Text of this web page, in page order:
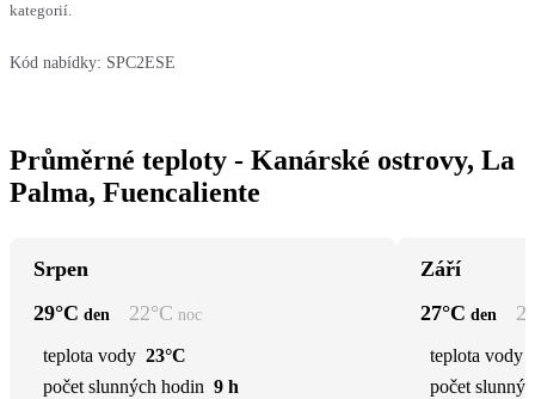
kategorií.
Kód nabídky: SPC2ESE
Průměrné teploty - Kanárské ostrovy, La
Palma, Fuencaliente
Srpen
29°C den 22°C noc
teplota vody 23°C
počet slunných hodin 9 h
Září
27°C den
teplota vody
počet